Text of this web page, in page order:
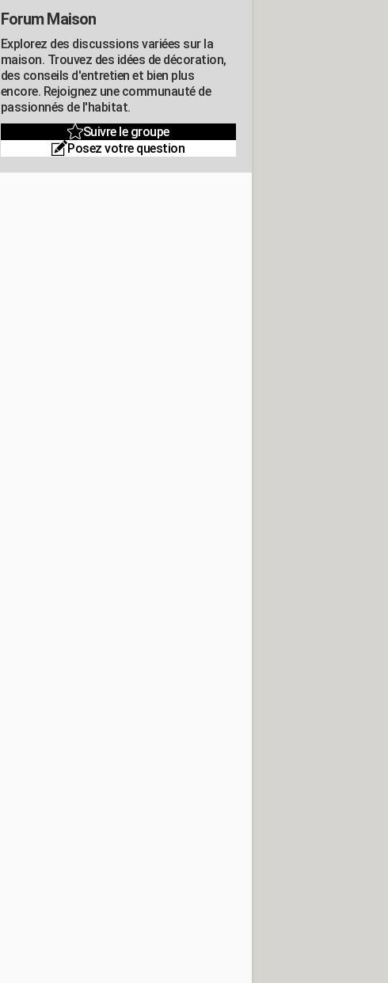
Forum Maison
Explorez des discussions variées sur la
maison. Trouvez des idées de décoration,
des conseils d'entretien et bien plus
encore. Rejoignez une communauté de
passionnés de l'habitat.
Suivre le groupe
Posez votre question